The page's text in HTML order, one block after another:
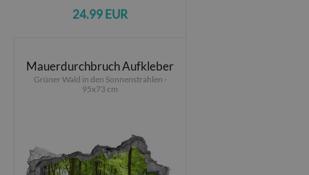
24.99 EUR
Mauerdurchbruch Aufkleber
Grüner Wald in den Sonnenstrahlen -
95x73 cm